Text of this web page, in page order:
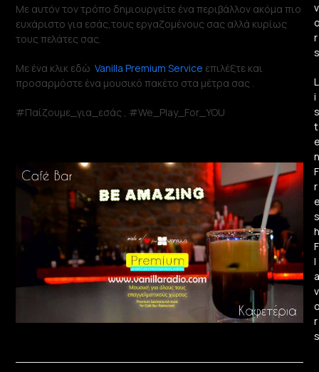
Με αυτόν τον τρόπο δημιουργείτε ένα περιβάλλον ακόμα πιο
ευχάριστο για εσάς,τους εργαζομένους σας αλλά κυρίως
τους πελάτες σας.
Με ένα κλικ εδώVanilla Premium Service επιλέξτε και
προσαρμόστε ένα μουσικό πακέτο στα μέτρα σας .
#Παίζουμε_για_εσάς , #We_Play_For_YOU
v
r
s
L
i
s
t
n
F
r
s
h
F
l
a
v
r
s